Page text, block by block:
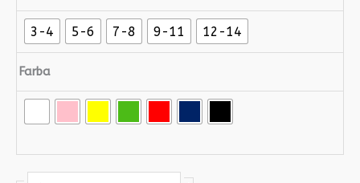
3-4 5-6 7-8 9-11 12-14
Farba